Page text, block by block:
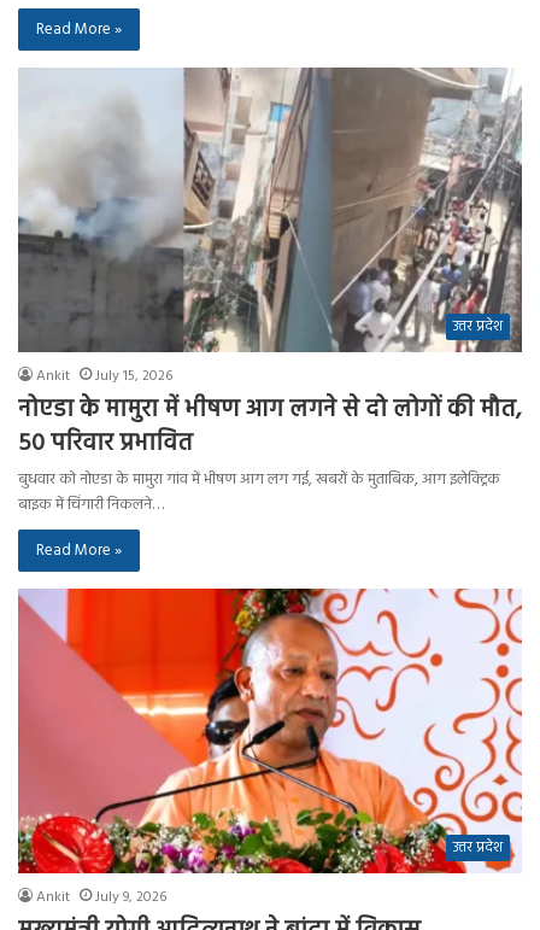
Read More »
उत्तर प्रदेश
Ankit July 15, 2026
नोएडा के मामुरा में भीषण आग लगने से दो लोगों की मौत,
50 परिवार प्रभावित
बुधवार को नोएडा के मामुरा गांव में भीषण आग लग गई, खबरों के मुताबिक, आग इलेक्ट्रिक
बाइक में चिंगारी निकलने…
Read More »
उत्तर प्रदेश
Ankit July 9, 2026